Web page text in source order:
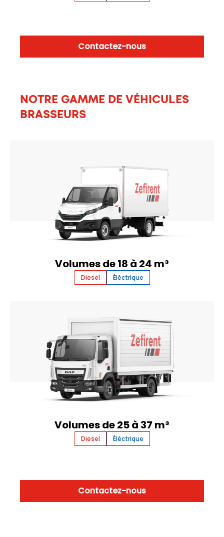
Contactez-nous
NOTRE GAMME DE VÉHICULES
BRASSEURS
Volumes de 18 à 24 m³
Diesel Éléctrique
Volumes de 25 à 37 m³
Diesel Éléctrique
Contactez-nous